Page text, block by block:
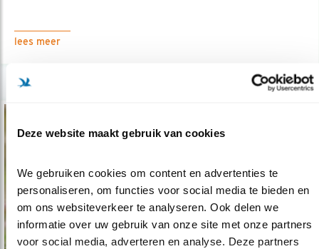
Deze website maakt gebruik van cookies
We gebruiken cookies om content en advertenties te
personaliseren, om functies voor social media te bieden en
om ons websiteverkeer te analyseren. Ook delen we
informatie over uw gebruik van onze site met onze partners
voor social media, adverteren en analyse. Deze partners
lees meer